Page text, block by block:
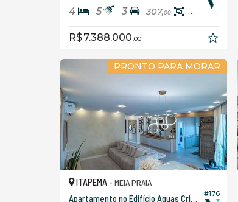
4 5 3 307,00 166,
R$ 7.388.000,00
PRONTO PARA MORAR
#176
ITAPEMA - MEIA PRAIA